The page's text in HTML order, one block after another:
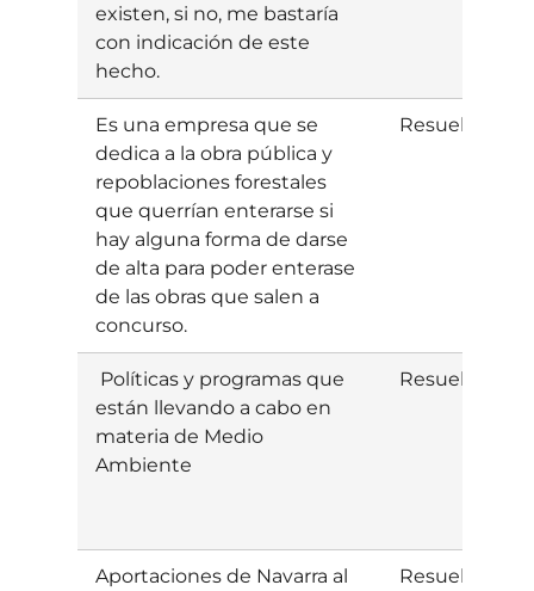
existen, si no, me bastaría
con indicación de este
hecho.
Es una empresa que se
dedica a la obra pública y
repoblaciones forestales
que querrían enterarse si
hay alguna forma de darse
de alta para poder enterase
de las obras que salen a
concurso.
Resuelta
Políticas y programas que
están llevando a cabo en
materia de Medio
Ambiente
Resuelta
Aportaciones de Navarra al
Resuelta